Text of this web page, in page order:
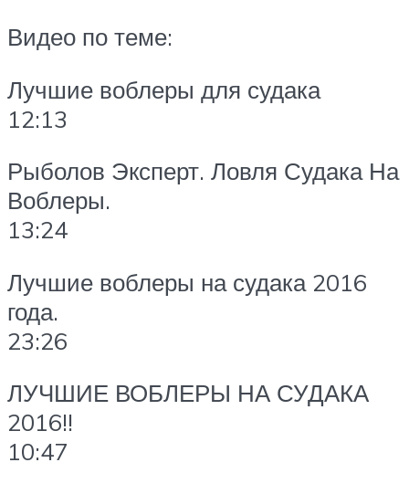
Видео по теме:
Лучшие воблеры для судака
12:13
Рыболов Эксперт. Ловля Судака На
Воблеры.
13:24
Лучшие воблеры на судака 2016
года.
23:26
ЛУЧШИЕ ВОБЛЕРЫ НА СУДАКА
2016!!
10:47